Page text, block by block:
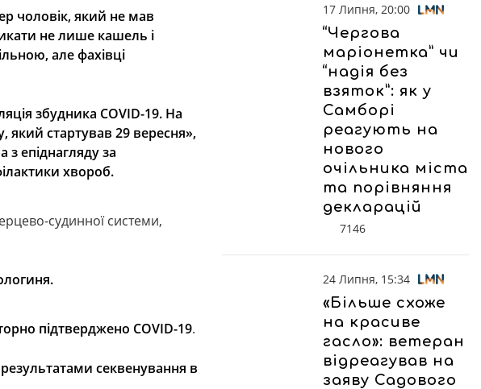
чоловік, який не мав
не лише кашель і
але фахівці
збудника COVID-19. На
який стартував 29 вересня»,
з епіднагляду за
хвороб.
судинної системи,
підтверджено COVID-19.
секвенування в
17 Липня, 20:00
“Чергова
маріонетка” чи
“надія без
взяток”: як у
Самборі
реагують на
нового
очільника міста
та порівняння
декларацій
7146
24 Липня, 15:34
«Більше схоже
на красиве
гасло»: ветеран
відреагував на
заяву Садового